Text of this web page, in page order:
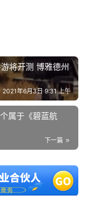
将开测 博雅德州
2021年6月3日 9:31 上午
属于《碧蓝航
下一篇